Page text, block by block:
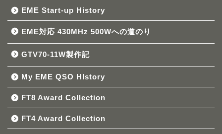
EME Start-up History
EME対応 430MHz 500Wへの道のり
GTV70-11W製作記
My EME QSO HIstory
FT8 Award Collection
FT4 Award Collection